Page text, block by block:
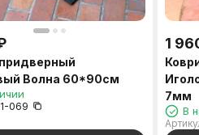
Волна 60*90см
069
1
7мм
В